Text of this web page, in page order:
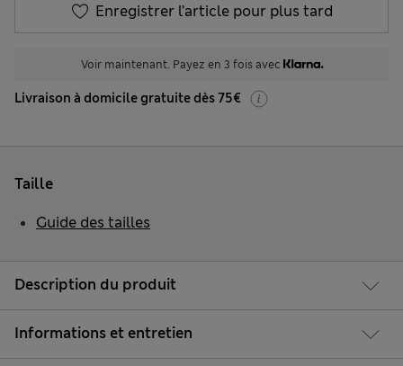
Enregistrer l’article pour plus tard
Voir maintenant. Payez en 3 fois avec
Livraison à domicile gratuite dès 75€
Description du produit
Informations et entretien
Taille
Guide des tailles